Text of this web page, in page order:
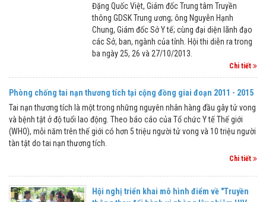
Đặng Quốc Việt, Giám đốc Trung tâm Truyền
thông GDSK Trung ương; ông Nguyễn Hạnh
Chung, Giám đốc Sở Y tế; cùng đại diện lãnh đạo
các Sở, ban, ngành của tỉnh. Hội thi diễn ra trong
ba ngày 25, 26 và 27/10/2013.
Chi tiết
Phòng chống tai nạn thương tích tại cộng đồng giai đoạn 2011 - 2015
Tai nạn thương tích là một trong những nguyên nhân hàng đầu gây tử vong
và bệnh tật ở độ tuổi lao động. Theo báo cáo của Tổ chức Y tế Thế giới
(WHO), mỗi năm trên thế giới có hơn 5 triệu người tử vong và 10 triệu người
tàn tật do tai nạn thương tích.
Chi tiết
Hội nghị triển khai mô hình điểm về "Truyền